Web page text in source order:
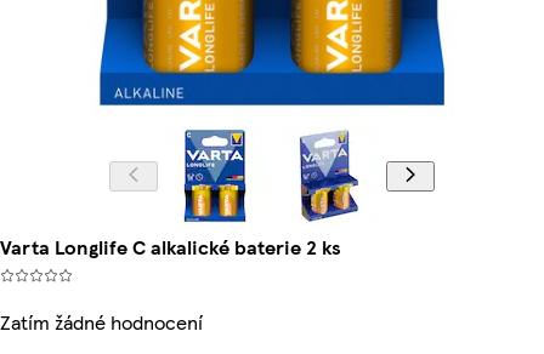
Varta Longlife C alkalické baterie 2 ks
Zatím žádné hodnocení